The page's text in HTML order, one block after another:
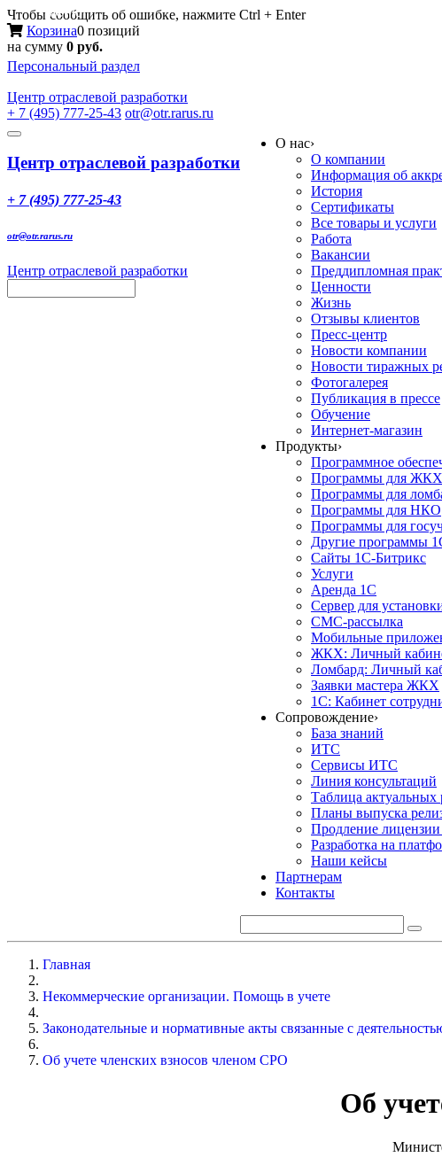
Чтобы сообщить об ошибке, нажмите Ctrl + Enter
Корзина0 позиций
на сумму 0 руб.
Персональный раздел
Центр отраслевой разработки
+ 7 (495) 777-25-43 otr@otr.rarus.ru
Toggle
Меню
Центр отраслевой разработки
+ 7 (495) 777-25-43
otr@otr.rarus.ru
Центр отраслевой разработки
О нас›
О компании
Информация об
История
Сертификаты
Все товары и услуги
Работа
Вакансии
Преддипломная
Ценности
Жизнь
Отзывы клиентов
Пресс-центр
Новости компании
Новости тиражных
Фотогалерея
Публикация в прессе
Обучение
Интернет-магазин
Продукты›
Программное
Программы для ЖКХ
Программы для
Программы для НКО
Программы для
Другие программы
Сайты 1С-Битрикс
Услуги
Аренда 1С
Сервер для
СМС-рассылка
Мобильные
ЖКХ: Личный
Ломбард: Личный
Заявки мастера ЖКХ
1С: Кабинет
Сопровождение›
База знаний
ИТС
Сервисы ИТС
Линия консультаций
Таблица актуальных
Планы выпуска
Продление лицензии
Разработка на
Наши кейсы
Партнерам
Контакты
Главная
Некоммерческие организации. Помощь в учете
Законодательные и нормативные акты связанные с
Об учете членских взносов членом СРО
Об